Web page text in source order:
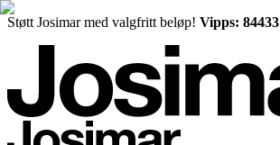
Støtt Josimar med valgfritt beløp! Vipps: 84433